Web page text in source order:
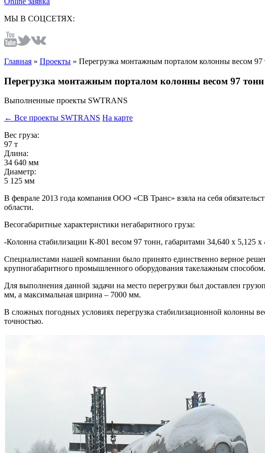
МЫ В СОЦСЕТЯХ:
Главная » Проекты » Перегрузка монтажным порталом колонны весом 97
Перегрузка монтажным порталом колонны весом 97 тонн
Выполненные проекты SWTRANS
← Все проекты SWTRANS На карте
Вес груза:
97 т
Длина:
34 640 мм
Диаметр:
5 125 мм
В феврале 2013 года компания ООО «СВ Транс» взяла на себя
области.
Весогабаритные характеристики негабаритного груза:
-Колонна стабилизации К-801 весом 97 тонн, габаритами 34,640 х 5,125 х
Специалистами нашей компании было принято единственно верное
крупногабаритного промышленного оборудования такелажным способом.
Для выполнения данной задачи на место перегрузки был доставлен
мм, а максимальная ширина – 7000 мм.
В сложных погодных условиях перегрузка стабилизационной колонны
точностью.